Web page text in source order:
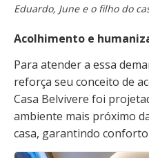
Eduardo, June e o filho do
Acolhimento e
Para atender a essa
reforça seu conceito de
Casa Belvivere foi
ambiente mais próximo
casa, garantindo